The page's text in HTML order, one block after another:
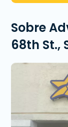
Sobre
68th St.,